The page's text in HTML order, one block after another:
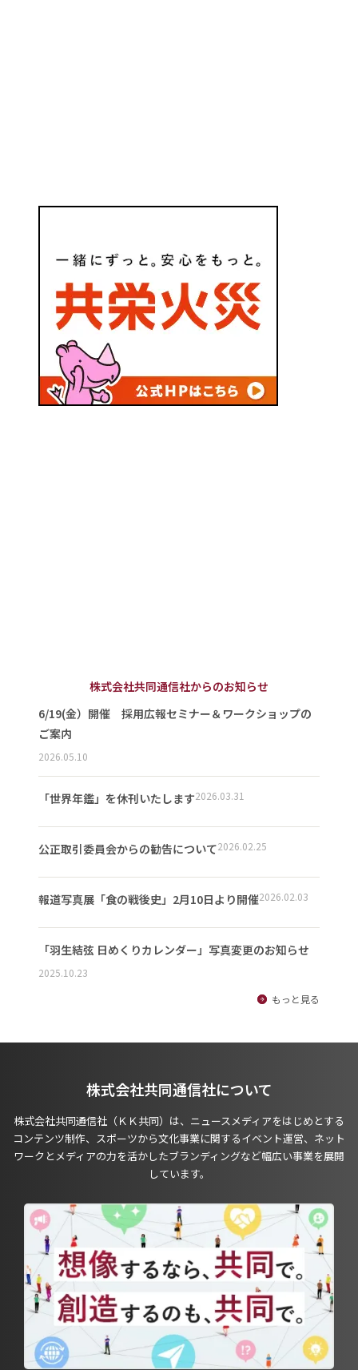
株式会社共同通信社からのお知らせ
6/19(金）開催 採用広報セミナー＆ワークショップの
ご案内
2026.05.10
「世界年鑑」を休刊いたします2026.03.31
公正取引委員会からの勧告について2026.02.25
報道写真展「食の戦後史」2月10日より開催2026.02.03
「羽生結弦 日めくりカレンダー」写真変更のお知らせ
2025.10.23
もっと見る
株式会社共同通信社について
株式会社共同通信社（ＫＫ共同）は、ニュースメディアをはじめとする
コンテンツ制作、スポーツから文化事業に関するイベント運営、ネット
ワークとメディアの力を活かしたブランディングなど幅広い事業を展開
しています。